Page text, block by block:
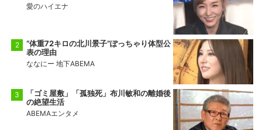
愛のハイエナ
“体重72キロの北川景子”ぽっちゃり体型公
表の理由
ななにー 地下ABEMA
「ゴミ屋敷」「孤独死」布川敏和の離婚後
の絶望生活
ABEMAエンタメ